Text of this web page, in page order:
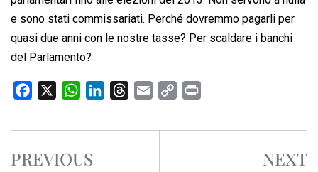
e sono stati commissariati. Perché dovremmo pagarli per
quasi due anni con le nostre tasse? Per scaldare i banchi
del Parlamento?
c
b
W
a
s
n
r
a
p
i
PREVIOUS NEXT